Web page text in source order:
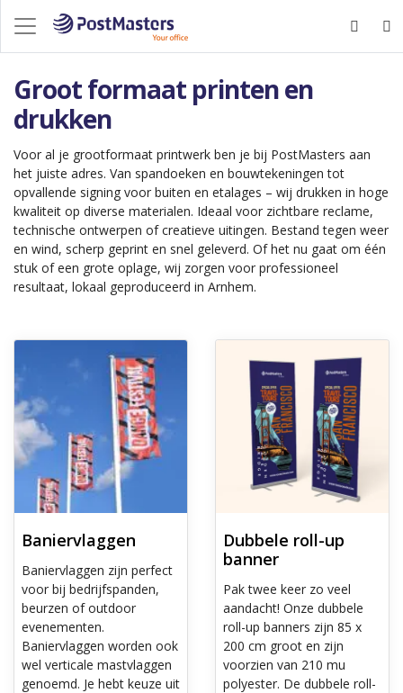
Groot formaat printen en
drukken
Voor al je grootformaat printwerk ben je bij PostMasters aan
het juiste adres. Van spandoeken en bouwtekeningen tot
opvallende signing voor buiten en etalages – wij drukken in hoge
kwaliteit op diverse materialen. Ideaal voor zichtbare reclame,
technische ontwerpen of creatieve uitingen. Bestand tegen weer
en wind, scherp geprint en snel geleverd. Of het nu gaat om één
stuk of een grote oplage, wij zorgen voor professioneel
resultaat, lokaal geproduceerd in Arnhem.
Baniervlaggen
Baniervlaggen zijn perfect
voor bij bedrijfspanden,
beurzen of outdoor
evenementen.
Baniervlaggen worden ook
wel verticale mastvlaggen
genoemd. Je hebt keuze uit
Ontdek meer Baniervlaggen
Dubbele roll-up
banner
Pak twee keer zo veel
aandacht! Onze dubbele
roll-up banners zijn 85 x
200 cm groot en zijn
voorzien van 210 mu
polyester. De dubbele roll-